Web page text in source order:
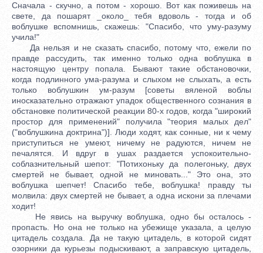
Сначала - скучно, а потом - хорошо. Вот как поживешь на
свете, да пошарят _около_ тебя вдоволь - тогда и об
воблушке вспомнишь, скажешь: "Спасибо, что уму-разуму
учила!"
Да нельзя и не сказать спасибо, потому что, ежели по
правде рассудить, так именно только одна воблушка в
настоящую центру попала. Бывают такие обстановочки,
когда подлинного ума-разума и слыхом не слыхать, а есть
только воблушкин ум-разум [советы вяленой воблы
иносказательно отражают упадок общественного сознания в
обстановке политической реакции 80-х годов, когда "широкий
простор для применений" получила "теория малых дел"
("воблушкина доктрина")]. Люди ходят, как сонные, ни к чему
приступиться не умеют, ничему не радуются, ничем не
печалятся. И вдруг в ушах раздается успокоительно-
соблазнительный шепот: "Потихоньку да полегоньку, двух
смертей не бывает, одной не миновать..." Это она, это
воблушка шепчет! Спасибо тебе, воблушка! правду ты
молвила: двух смертей не бывает, а одна искони за плечами
ходит!
Не явись на выручку воблушка, одно бы осталось -
пропасть. Но она не только на убежище указала, а целую
цитадель создала. Да не такую цитадель, в которой сидят
озорники да курьезы подыскивают, а заправскую цитадель,